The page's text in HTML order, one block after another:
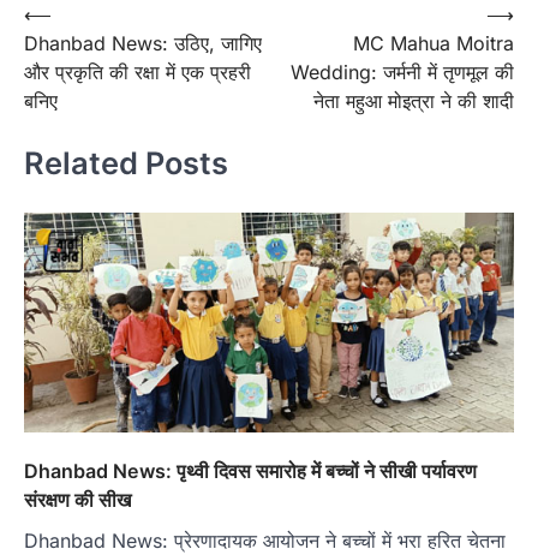
Post
navigation
⟵
Dhanbad News: उठिए, जागिए
और प्रकृति की रक्षा में एक प्रहरी
बनिए
MC Mahua Moitra
Wedding: जर्मनी में तृणमूल की
नेता महुआ मोइत्रा ने की शादी
⟶
Related Posts
Dhanbad News: पृथ्वी दिवस समारोह में बच्चों ने सीखी पर्यावरण
संरक्षण की सीख
Dhanbad News: प्रेरणादायक आयोजन ने बच्चों में भरा हरित चेतना